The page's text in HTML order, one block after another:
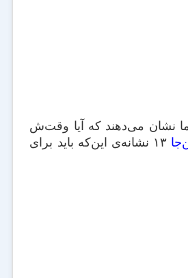
ما نشان می‌دهند که آیا وقت‌ش
۱۳ نشانه‌ی این‌که باید برای